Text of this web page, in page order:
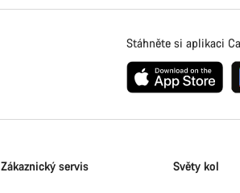
Stáhněte si aplikaci
Zákaznický servis Světy kol